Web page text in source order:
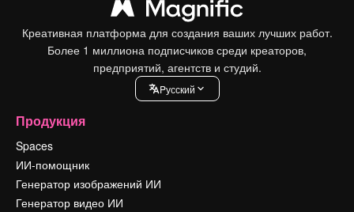
Креативная платформа для создания ваших лучших работ.
Более 1 миллиона подписчиков среди креаторов,
предприятий, агентств и студий.
Pусский
Продукция
Spaces
ИИ-помощник
Генератор изображений ИИ
Генератор видео ИИ